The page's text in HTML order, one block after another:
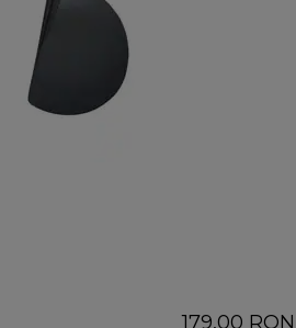
179,00 RON